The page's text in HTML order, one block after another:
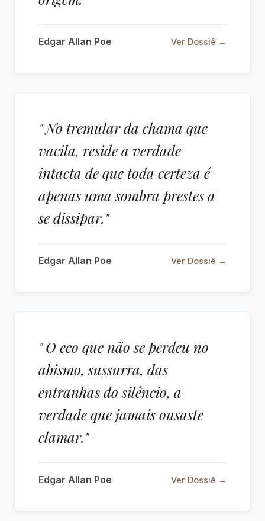
Edgar Allan Poe Ver Dossiê →
" No tremular da chama que
vacila, reside a verdade
intacta de que toda certeza é
apenas uma sombra prestes a
se dissipar."
Edgar Allan Poe Ver Dossiê →
" O eco que não se perdeu no
abismo, sussurra, das
entranhas do silêncio, a
verdade que jamais ousaste
clamar."
Edgar Allan Poe Ver Dossiê →